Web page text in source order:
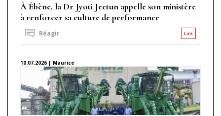
À Ébène, la Dr Jyoti Jeetun appelle son ministère
à renforcer sa culture de performance
Lire
Réagir
10.07.2026 | Maurice